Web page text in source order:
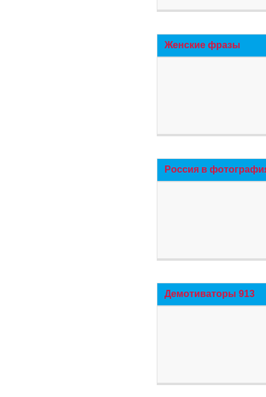
Женские фразы
Россия в
Демотиваторы 913